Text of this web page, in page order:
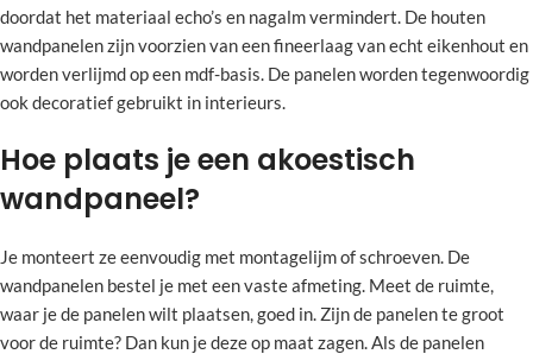
doordat het materiaal echo’s en nagalm vermindert. De houten
wandpanelen zijn voorzien van een fineerlaag van echt eikenhout en
worden verlijmd op een mdf-basis. De panelen worden tegenwoordig
ook decoratief gebruikt in interieurs.
Hoe plaats je een akoestisch
wandpaneel?
Je monteert ze eenvoudig met montagelijm of schroeven. De
wandpanelen bestel je met een vaste afmeting. Meet de ruimte,
waar je de panelen wilt plaatsen, goed in. Zijn de panelen te groot
voor de ruimte? Dan kun je deze op maat zagen. Als de panelen